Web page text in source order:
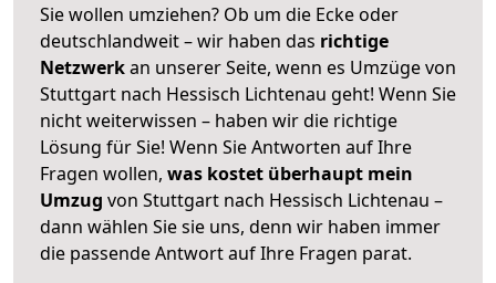
Sie wollen umziehen? Ob um die Ecke oder
deutschlandweit – wir haben das richtige
Netzwerkan unserer Seite, wenn es Umzüge von
Stuttgart nach Hessisch Lichtenau geht! Wenn Sie
nicht weiterwissen – haben wir die richtige
Lösung für Sie! Wenn Sie Antworten auf Ihre
Fragen wollen, was kostet überhaupt mein
Umzug von Stuttgart nach Hessisch Lichtenau –
dann wählen Sie sie uns, denn wir haben immer
die passende Antwort auf Ihre Fragen parat.